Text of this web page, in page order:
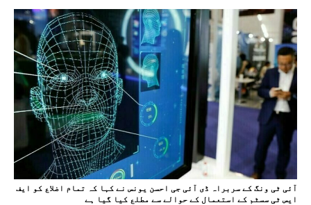
آئی ٹی ونگ کے سربراہ ڈی آئی جی احسن یونس نے کہا کہ تمام اضلاع کو ایف
ایس ٹی سسٹم کے استعمال کے حوالے سے مطلع کیا گیا ہے